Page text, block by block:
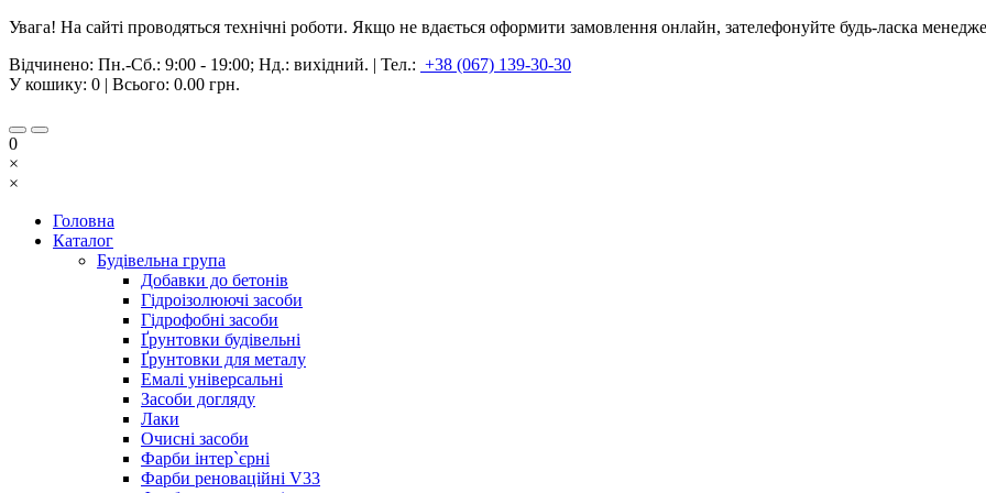
Увага! На сайті проводяться технічні роботи. Якщо не вдається оформити замовлення онлайн, зателефонуйте будь-ласка
Відчинено: Пн.-Сб.: 9:00 - 19:00; Нд.: вихідний. | Тел.: +38 (067) 139-30-30
У кошику: 0 | Всього: 0.00 грн.
0
×
×
Головна
Каталог
Будівельна група
Добавки до бетонів
Гідроізолюючі засоби
Гідрофобні засоби
Ґрунтовки будівельні
Ґрунтовки для металу
Емалі універсальні
Засоби догляду
Лаки
Очисні засоби
Фарби інтер`єрні
Фарби реноваційні V33